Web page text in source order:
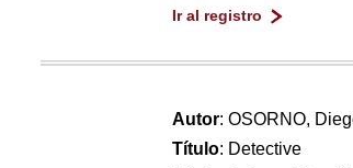
Ir al registro
Autor: OSORNO,
Título: Detective